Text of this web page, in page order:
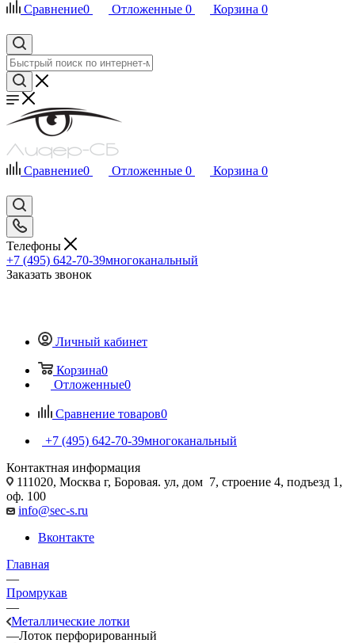
Сравнение0 Отложенные 0 Корзина 0
Сравнение0 Отложенные 0 Корзина 0
Телефоны
+7 (495) 642-70-39многоканальный
Заказать звонок
Личный кабинет
Корзина0
Отложенные0
Сравнение товаров0
+7 (495) 642-70-39многоканальный
Контактная информация
111020, Москва г, Боровая. ул, дом 7, строение 4, подъезд 1,
оф. 100
info@sec-s.ru
Вконтакте
Главная
—
Промрукав
—
Металлические лотки
—Лоток перфорированный